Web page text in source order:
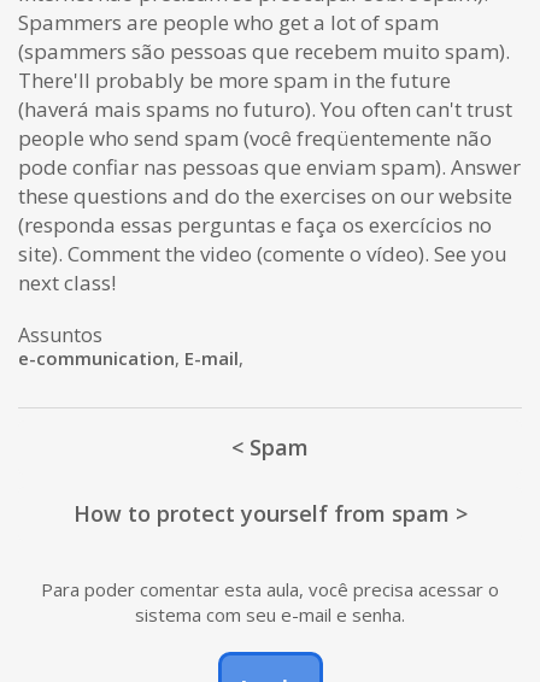
Spammers are people who get a lot of spam
(spammers são pessoas que recebem muito spam).
There'll probably be more spam in the future
(haverá mais spams no futuro). You often can't trust
people who send spam (você freqüentemente não
pode confiar nas pessoas que enviam spam). Answer
these questions and do the exercises on our website
(responda essas perguntas e faça os exercícios no
site). Comment the video (comente o vídeo). See you
next class!
Assuntos
e-communication, E-mail,
< Spam
How to protect yourself from spam >
Para poder comentar esta aula, você precisa acessar o
sistema com seu e-mail e senha.